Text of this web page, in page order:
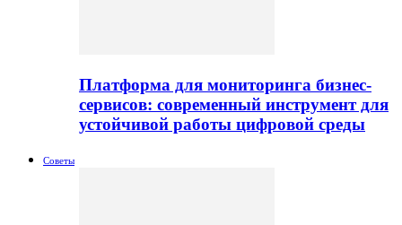
Платформа для мониторинга бизнес-
сервисов: современный инструмент для
устойчивой работы цифровой среды
Советы